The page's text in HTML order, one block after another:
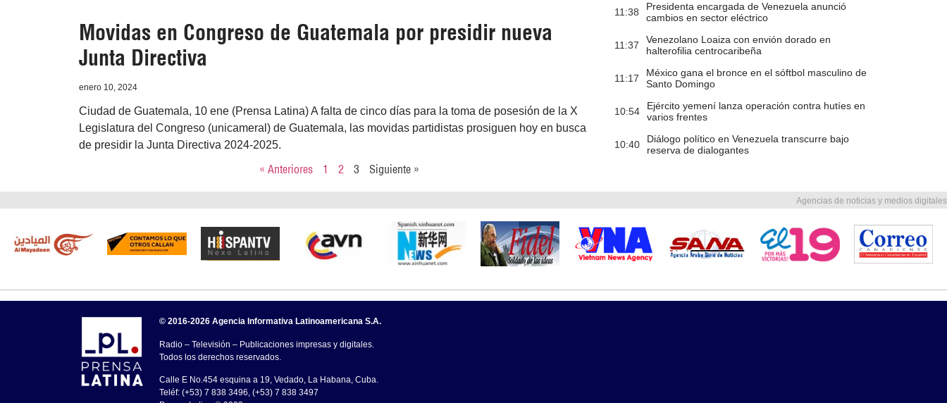
Movidas en Congreso de Guatemala por presidir nueva
Junta Directiva
enero 10, 2024
Ciudad de Guatemala, 10 ene (Prensa Latina) A falta de cinco días para la toma de posesión de la X
Legislatura del Congreso (unicameral) de Guatemala, las movidas partidistas prosiguen hoy en busca
de presidir la Junta Directiva 2024-2025.
« Anteriores 1 2 3 Siguiente »
11:38
Presidenta encargada de Venezuela anunció
cambios en sector eléctrico
11:37
Venezolano Loaiza con envión dorado en
halterofilia centrocaribeña
11:17
México gana el bronce en el sóftbol masculino de
Santo Domingo
10:54
Ejército yemení lanza operación contra hutíes en
varios frentes
10:40
Diálogo político en Venezuela transcurre bajo
reserva de dialogantes
Agencias de noticias y medios digitales
© 2016-2026 Agencia Informativa Latinoamericana S.A.
Radio – Televisión – Publicaciones impresas y digitales.
Todos los derechos reservados.
Calle E No.454 esquina a 19, Vedado, La Habana, Cuba.
Teléf: (+53) 7 838 3496, (+53) 7 838 3497